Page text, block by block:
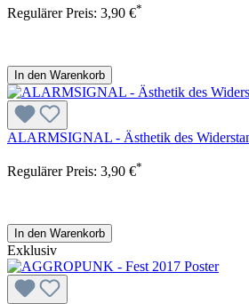
Regulärer Preis: 3,90 €*
In den Warenkorb
ALARMSIGNAL - Ästhetik des
Regulärer Preis: 3,90 €*
In den Warenkorb
Exklusiv